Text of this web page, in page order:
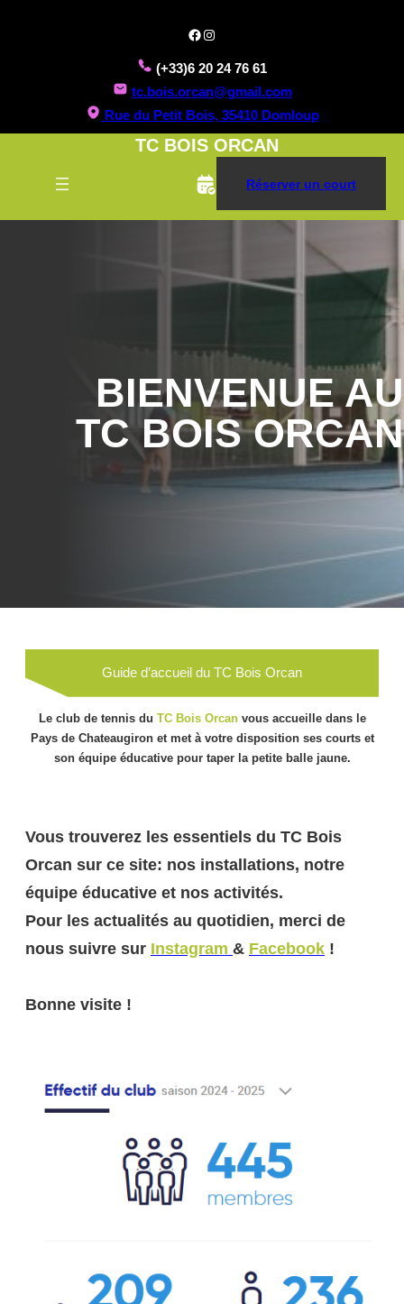
Facebook Instagram
(+33)6 20 24 76 61
tc.bois.orcan@gmail.com
Rue du Petit Bois, 35410 Domloup
TC BOIS ORCAN
Réserver un court
BIENVENUE AU
TC BOIS ORCAN
Le club de tennis du TC Bois Orcanvous accueille dans le
Pays de Chateaugiron et met à votre disposition ses courts et
son équipe éducative pour taper la petite balle jaune.
Guide d’accueil du TC Bois Orcan
Vous trouverez les essentiels du TC Bois
Orcan sur ce site: nos installations, notre
équipe éducative et nos activités.
Pour les actualités au quotidien, merci de
nous suivre sur Instagram & Facebook !
Bonne visite !